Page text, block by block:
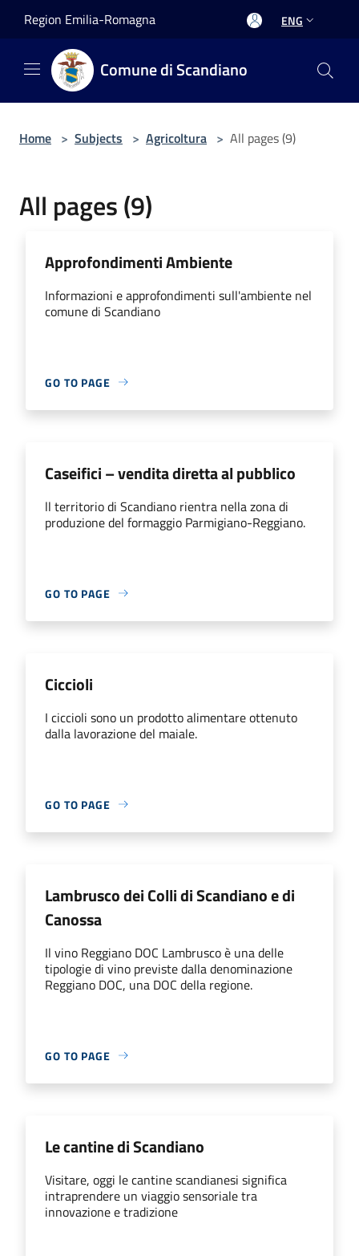
Region Emilia-Romagna ENG
Comune di Scandiano
Home > Subjects > Agricoltura > All pages (9)
All pages (9)
Approfondimenti Ambiente
Informazioni e approfondimenti sull'ambiente nel
comune di Scandiano
GO TO PAGE
Caseifici – vendita diretta al pubblico
ll territorio di Scandiano rientra nella zona di
produzione del formaggio Parmigiano-Reggiano.
GO TO PAGE
Ciccioli
I ciccioli sono un prodotto alimentare ottenuto
dalla lavorazione del maiale.
GO TO PAGE
Lambrusco dei Colli di Scandiano e di
Canossa
Il vino Reggiano DOC Lambrusco è una delle
tipologie di vino previste dalla denominazione
Reggiano DOC, una DOC della regione.
GO TO PAGE
Le cantine di Scandiano
Visitare, oggi le cantine scandianesi significa
intraprendere un viaggio sensoriale tra
innovazione e tradizione